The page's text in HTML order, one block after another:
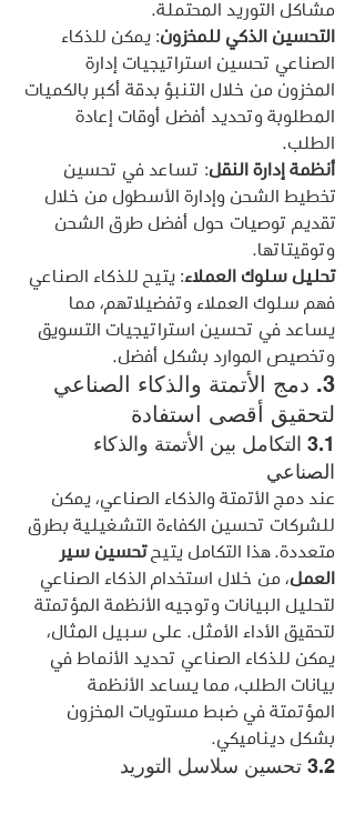
مشاكل التوريد المحتملة.
التحسين الذكي للمخزون: يمكن للذكاء
الصناعي تحسين استراتيجيات إدارة
المخزون من خلال التنبؤ بدقة أكبر بالكميات
المطلوبة وتحديد أفضل أوقات إعادة
الطلب.
أنظمة إدارة النقل: تساعد في تحسين
تخطيط الشحن وإدارة الأسطول من خلال
تقديم توصيات حول أفضل طرق الشحن
وتوقيتاتها.
تحليل سلوك العملاء: يتيح للذكاء الصناعي
فهم سلوك العملاء وتفضيلاتهم، مما
يساعد في تحسين استراتيجيات التسويق
وتخصيص الموارد بشكل أفضل.
3. دمج الأتمتة والذكاء الصناعي
لتحقيق أقصى استفادة
3.1 التكامل بين الأتمتة والذكاء
الصناعي
عند دمج الأتمتة والذكاء الصناعي، يمكن
للشركات تحسين الكفاءة التشغيلية بطرق
متعددة. هذا التكامل يتيح تحسين سير
العمل، من خلال استخدام الذكاء الصناعي
لتحليل البيانات وتوجيه الأنظمة المؤتمتة
لتحقيق الأداء الأمثل. على سبيل المثال،
يمكن للذكاء الصناعي تحديد الأنماط في
بيانات الطلب، مما يساعد الأنظمة
المؤتمتة في ضبط مستويات المخزون
بشكل ديناميكي.
3.2 تحسين سلاسل التوريد